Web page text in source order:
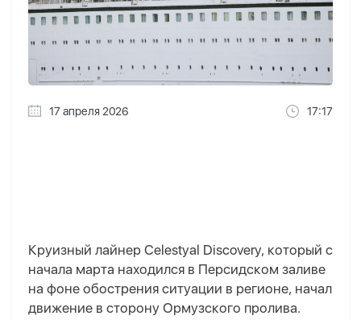
17 апреля 2026 17:17
Круизный лайнер Celestyal Discovery, который с
начала марта находился в Персидском заливе
на фоне обострения ситуации в регионе, начал
движение в сторону Ормузского пролива.